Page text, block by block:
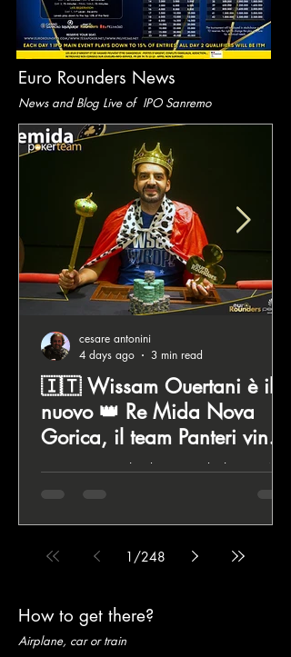
Euro Rounders News
News and Blog Live of IPO Sanremo
🇮🇹 Wissam Ouertani è il
nuovo 👑 Re Mida Nova
Gorica, il team Panteri vince
la classifica a squadre!
Entries 379 Si chiude con un deal Icm a 4
l’edizione di luglio agosto del Remida Poker
nuovo winner del format a squadre di Euro
seconda piazza dietro al team Panteri e
avrebbe significato altri 20 punti e la
seconda piazza con il Team di Ouertani per il
cesare antonini
4 days ago
3 min read
1 /248
How to get there?
Airplane, car or train